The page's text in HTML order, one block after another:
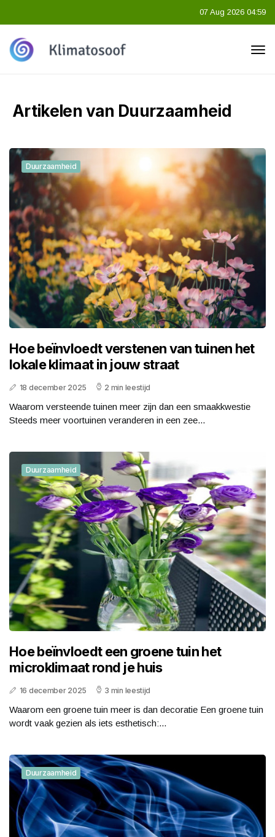
07 Aug 2026 04:59
Artikelen van Duurzaamheid
Duurzaamheid
Hoe beïnvloedt verstenen van tuinen het
lokale klimaat in jouw straat
18 december 2025 2 min leestijd
Waarom versteende tuinen meer zijn dan een smaakkwestie
Steeds meer voortuinen veranderen in een zee...
Duurzaamheid
Hoe beïnvloedt een groene tuin het
microklimaat rond je huis
16 december 2025 3 min leestijd
Waarom een groene tuin meer is dan decoratie Een groene tuin
wordt vaak gezien als iets esthetisch:...
Duurzaamheid